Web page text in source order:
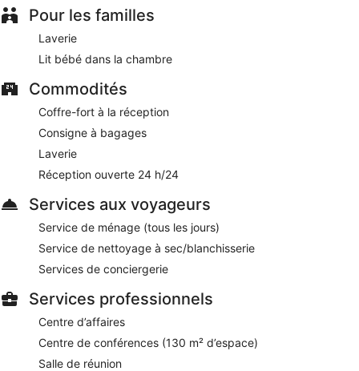
l'emplacement et le personnel attentionné plaisent
Esplanade Piazzale Roma
Les animaux de compagnie sont admis moyennant un
supplément
Des services et équipements sont disponibles pour
chouchouter les boules de tous poils, notamment des
gamelles pour l'eau et la nourriture
L'hébergement abrite un café. Un petit déjeuner est proposé
gratuit au Wi-Fi dans les espaces communs. Les voyageurs
d'affaires trouveront sur place un centre d'affaires et une
salle de réunion. L'espace événementiel de cet hôtel a une
superficie de 130 mètres carrés et comprend un centre de
conférence. Très pratique pour les voyages d'affaires,
Amadeus Hotel offre également un jardin, du café dans les
espaces communs et un service de conciergerie.
Cet hôtel 4 de Venise est non-fumeurs.
les jours de 07 h 00 à 10 h 30.
Pour les familles
Laverie
Lit bébé dans la chambre
Commodités
Coffre-fort à la réception
Consigne à bagages
Laverie
Réception ouverte 24 h/24
Services aux voyageurs
Service de ménage (tous les jours)
Service de nettoyage à sec/blanchisserie
Services de conciergerie
Services professionnels
Centre d’affaires
Centre de conférences (130 m² d’espace)
Salle de réunion